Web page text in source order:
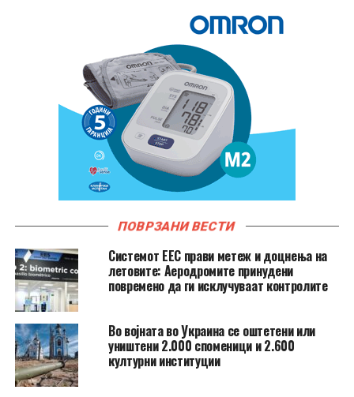
ПОВРЗАНИ ВЕСТИ
Системот ЕЕС прави метеж и доцнења на
летовите: Аеродромите принудени
повремено да ги исклучуваат контролите
Во војната во Украина се оштетени или
уништени 2.000 споменици и 2.600
културни институции